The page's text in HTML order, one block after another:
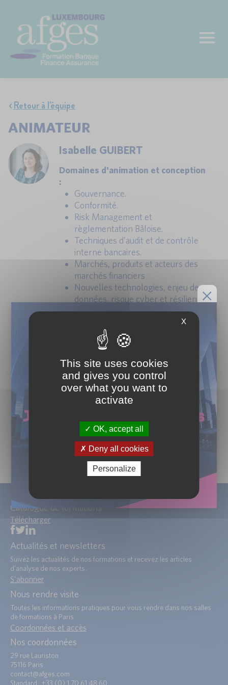
Retour à l'équipe
ANIMATEUR
Isabelle GUIBERT
Domaines d'animation et conception
:
Gouvernance.
Conformité.
Risk Management et
règlementation Bâloise.
Techniques d’audit et de contrôle
interne bancaires.
Marchés, produits et acteurs des
marchés financiers
Nouvelles technologies, enjeu de
données, risque cyber et résilience
numérique.
Traitement des opérations et post
marché.
Catalogue de formations
Télécharger
Actualités et newsletters
Suivez les actualités de nos formations et recevez les articles
d’analyse de nos experts.
S'abonner
Nous rendre visite
Toutes les informations pratiques pour vous rendre dans nos salles
de formations à Paris.
Coordonnées et accès
Nos coordonnées
29 rue Lauriston
75116 Paris
contact@afges.com
Standard : +33 (0) 1 70 61 48 60
X
This site uses cookies
and gives you control
over what you want to
activate
OK, accept all
Deny all cookies
Personalize